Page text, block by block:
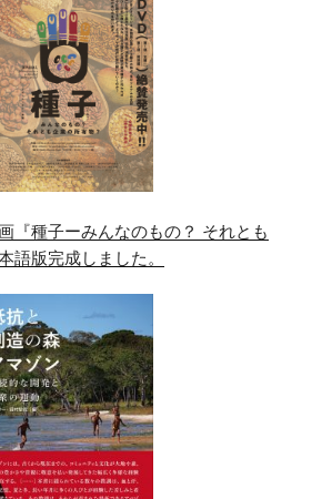
『種子ーみんなのもの？ それとも
語版完成しました。